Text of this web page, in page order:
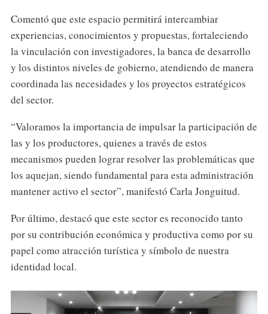
Comentó que este espacio permitirá intercambiar
experiencias, conocimientos y propuestas, fortaleciendo
la vinculación con investigadores, la banca de desarrollo
y los distintos niveles de gobierno, atendiendo de manera
coordinada las necesidades y los proyectos estratégicos
del sector.
“Valoramos la importancia de impulsar la participación de
las y los productores, quienes a través de estos
mecanismos pueden lograr resolver las problemáticas que
los aquejan, siendo fundamental para esta administración
mantener activo el sector”, manifestó Carla Jonguitud.
Por último, destacó que este sector es reconocido tanto
por su contribución económica y productiva como por su
papel como atracción turística y símbolo de nuestra
identidad local.